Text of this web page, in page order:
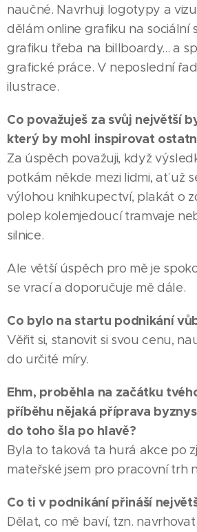
naučné. Navrhuji logotypy a
dělám online grafiku na sociální
grafiku třeba na billboardy... a
grafické práce. V neposlední
ilustrace.
Co považuješ za svůj největší
který by mohl inspirovat
Za úspěch považuji, když
potkám někde mezi lidmi, ať už
výlohou knihkupectví, plakát o
polep kolemjedoucí tramvaje
silnice.
Ale větší úspěch pro mě je
se vrací a doporučuje mě dále.
Co bylo na startu podnikání
Věřit si, stanovit si svou cenu,
do určité míry.
Ehm, proběhla na začátku
příběhu nějaká příprava
do toho šla po hlavě?
Byla to taková ta hurá akce po
mateřské jsem pro pracovní trh
Co ti v podnikání přináší
Dělat, co mě baví, tzn.